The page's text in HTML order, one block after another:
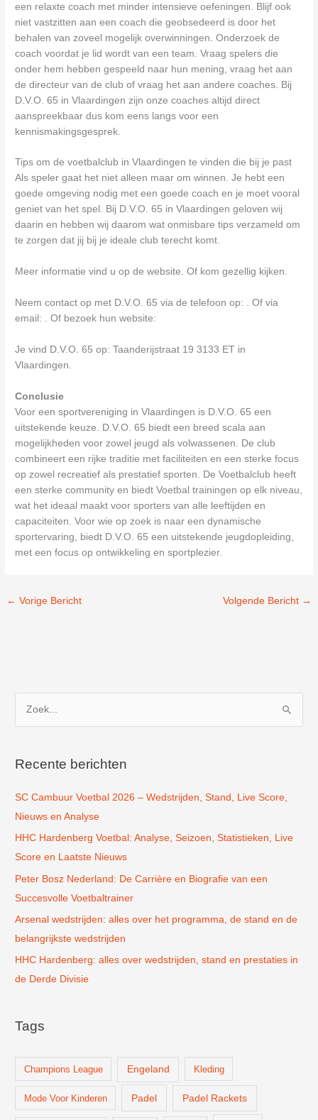
een relaxte coach met minder intensieve oefeningen. Blijf ook
niet vastzitten aan een coach die geobsedeerd is door het
behalen van zoveel mogelijk overwinningen. Onderzoek de
coach voordat je lid wordt van een team. Vraag spelers die
onder hem hebben gespeeld naar hun mening, vraag het aan
de directeur van de club of vraag het aan andere coaches. Bij
D.V.O. 65 in Vlaardingen zijn onze coaches altijd direct
aanspreekbaar dus kom eens langs voor een
kennismakingsgesprek.
Tips om de voetbalclub in Vlaardingen te vinden die bij je past
Als speler gaat het niet alleen maar om winnen. Je hebt een
goede omgeving nodig met een goede coach en je moet vooral
geniet van het spel. Bij D.V.O. 65 in Vlaardingen geloven wij
daarin en hebben wij daarom wat onmisbare tips verzameld om
te zorgen dat jij bij je ideale club terecht komt.
Meer informatie vind u op de website. Of kom gezellig kijken.
Neem contact op met D.V.O. 65 via de telefoon op: . Of via
email: . Of bezoek hun website:
Je vind D.V.O. 65 op: Taanderijstraat 19 3133 ET in
Vlaardingen.
Conclusie
Voor een sportvereniging in Vlaardingen is D.V.O. 65 een
uitstekende keuze. D.V.O. 65 biedt een breed scala aan
mogelijkheden voor zowel jeugd als volwassenen. De club
combineert een rijke traditie met faciliteiten en een sterke focus
op zowel recreatief als prestatief sporten. De Voetbalclub heeft
een sterke community en biedt Voetbal trainingen op elk niveau,
wat het ideaal maakt voor sporters van alle leeftijden en
capaciteiten. Voor wie op zoek is naar een dynamische
sportervaring, biedt D.V.O. 65 een uitstekende jeugdopleiding,
met een focus op ontwikkeling en sportplezier.
← Vorige Bericht Volgende Bericht →
k
a
a
r
:
Recente berichten
SC Cambuur Voetbal 2026 – Wedstrijden, Stand, Live Score,
Nieuws en Analyse
HHC Hardenberg Voetbal: Analyse, Seizoen, Statistieken, Live
Score en Laatste Nieuws
Peter Bosz Nederland: De Carrière en Biografie van een
Succesvolle Voetbaltrainer
Arsenal wedstrijden: alles over het programma, de stand en de
belangrijkste wedstrijden
HHC Hardenberg: alles over wedstrijden, stand en prestaties in
de Derde Divisie
Tags
Champions League Engeland Kleding
Mode Voor Kinderen Padel Padel Rackets